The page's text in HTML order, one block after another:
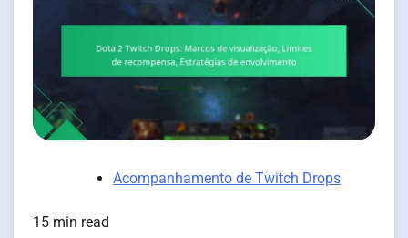
Acompanhamento de Twitch Drops
15 min read